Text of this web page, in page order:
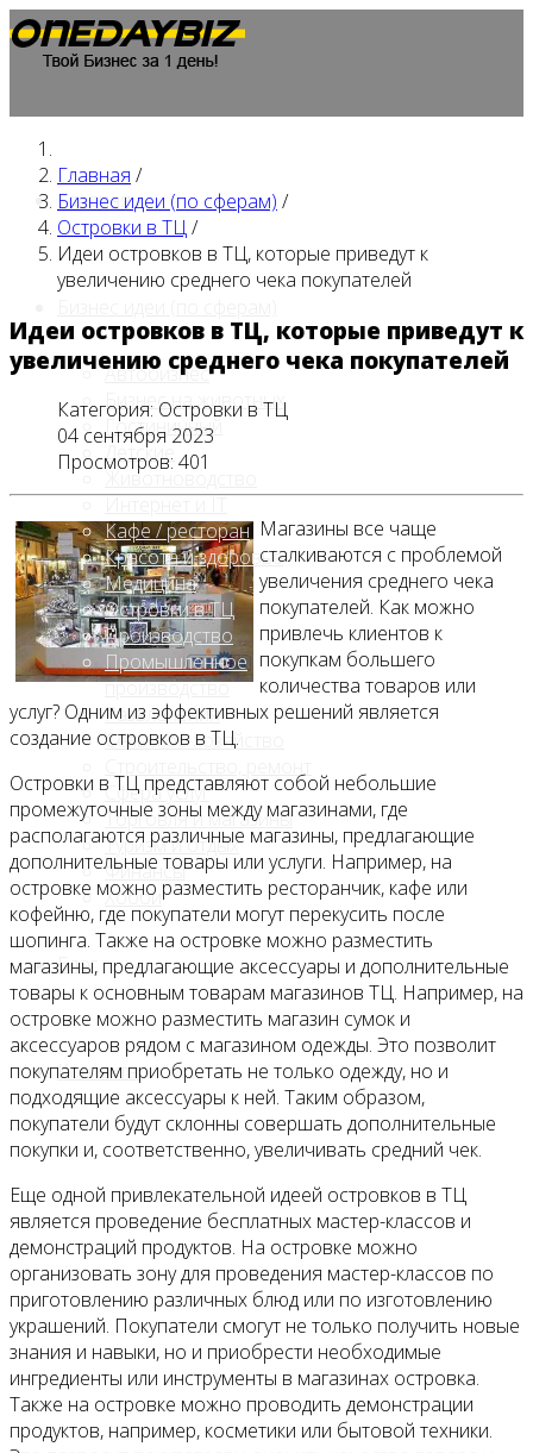
Главная
Автобизнес
Бизнес на животных
Гостиничный
Детские
Животноводство
Кафе / ресторан
Красота и здоровье
Медицина
Островки в ТЦ
Производство
Промышленное
производство
Развлечения
Сельское хозяйство
Сфера услуг
Торговля и магазины
Туризм и отдых
Финансы
Хобби
Блог
Контакты
Главная /
Бизнес идеи (по сферам) /
Островки в ТЦ/
Идеи островков в ТЦ, которые приведут к
увеличению среднего чека покупателей
Идеи островков в ТЦ, которые приведут к
увеличению среднего чека покупателей
Категория: Островки в ТЦ
04 сентября 2023
Просмотров: 401
Магазины все чаще
сталкиваются с проблемой
увеличения среднего чека
покупателей. Как можно
привлечь клиентов к
покупкам большего
количества товаров или
услуг? Одним из эффективных решений является
создание островков в ТЦ.
Островки в ТЦ представляют собой небольшие
промежуточные зоны между магазинами, где
располагаются различные магазины, предлагающие
дополнительные товары или услуги. Например, на
островке можно разместить ресторанчик, кафе или
кофейню, где покупатели могут перекусить после
шопинга. Также на островке можно разместить
магазины, предлагающие аксессуары и дополнительные
товары к основным товарам магазинов ТЦ. Например, на
островке можно разместить магазин сумок и
аксессуаров рядом с магазином одежды. Это позволит
покупателям приобретать не только одежду, но и
подходящие аксессуары к ней. Таким образом,
покупатели будут склонны совершать дополнительные
покупки и, соответственно, увеличивать средний чек.
Еще одной привлекательной идеей островков в ТЦ
является проведение бесплатных мастер-классов и
демонстраций продуктов. На островке можно
организовать зону для проведения мастер-классов по
приготовлению различных блюд или по изготовлению
украшений. Покупатели смогут не только получить новые
знания и навыки, но и приобрести необходимые
ингредиенты или инструменты в магазинах островка.
Также на островке можно проводить демонстрации
продуктов, например, косметики или бытовой техники.